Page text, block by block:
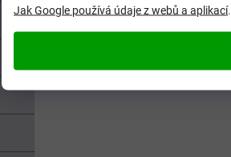
Jak Google používá údaje z webů a aplikací.